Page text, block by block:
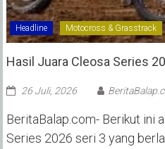
Headline Motocross & Grasstrack
Hasil Juara Cleosa Series
26 Juli, 2026
BeritaBalap.com- Berikut ini
Series 2026 seri 3 yang